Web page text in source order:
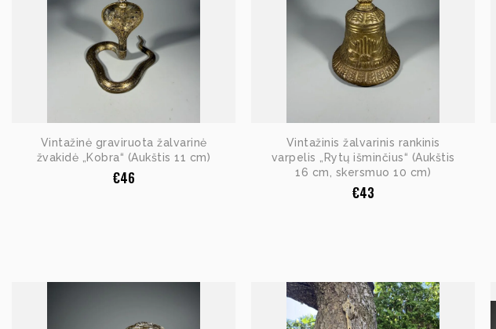
Vintažinė graviruota žalvarinė
žvakidė „Kobra“ (Aukštis 11 cm)
€46
Vintažinis žalvarinis rankinis
varpelis „Rytų išminčius“ (Aukštis
16 cm, skersmuo 10 cm)
€43